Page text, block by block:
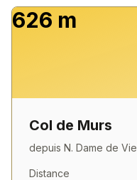
626 m
Col de Murs
depuis N. Dame de Vie
Distance